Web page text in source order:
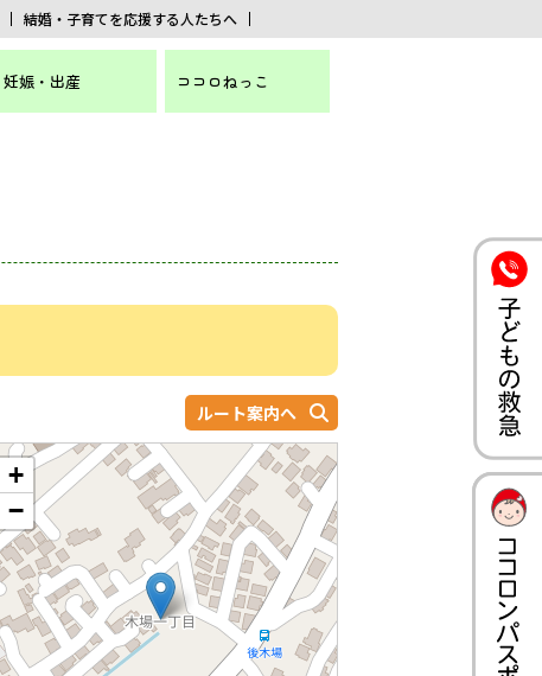
結婚・子育てを応援する人たちへ
妊娠・出産 ココロねっこ
ルート案内へ
+
−